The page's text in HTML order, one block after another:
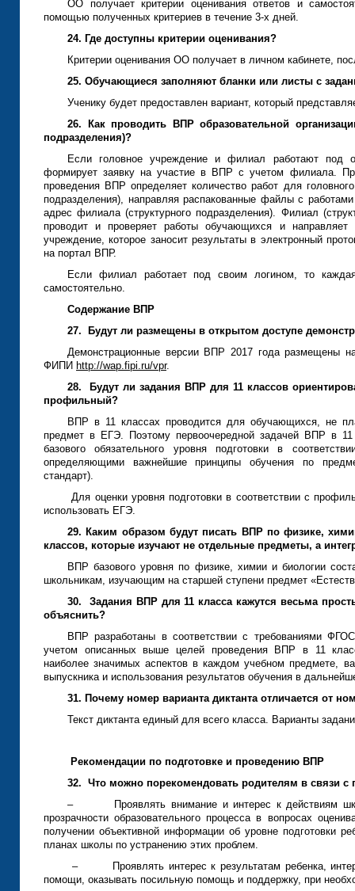
ОО получает критерии оценивания ответов и
помощью полученных критериев в течение 3-х дней.
24. Где доступны критерии оценивания?
Критерии оценивания ОО получает в личном кабинете,
25. Обучающиеся заполняют бланки или листы с
Ученику будет предоставлен вариант, который
26. Как проводить ВПР образовательной
подразделения)?
Если головное учреждение и филиал работают под
формирует заявку на участие в ВПР с учетом филиала.
проведения ВПР определяет количество работ для
подразделения), направляя распакованные файлы с
адрес филиала (структурного подразделения). Филиал
проводит и проверяет работы обучающихся и направляет
учреждение, которое заносит результаты в электронный
на портал ВПР.
Если филиал работает под своим логином, то
самостоятельно.
Содержание ВПР
27.
Будут ли размещены в открытом доступе
Демонстрационные версии ВПР 2017 года размещены
ФИПИ http://wap.fipi.ru/vpr.
28.
Будут ли задания ВПР для 11 классов
профильный?
ВПР в 11 классах проводится для обучающихся, не
предмет в ЕГЭ. Поэтому первоочередной задачей ВПР в 11
базового обязательного уровня подготовки в
определяющими важнейшие принципы обучения по
стандарт).
Для оценки уровня подготовки в соответствии с
использовать ЕГЭ.
29. Каким образом будут писать ВПР по физике,
классов, которые изучают не отдельные предметы, а
ВПР базового уровня по физике, химии и биологии
школьникам, изучающим на старшей ступени предмет
30. Задания ВПР для 11 класса кажутся весьма
объяснить?
ВПР разработаны в соответствии с требованиями
учетом описанных выше целей проведения ВПР в 11
наиболее значимых аспектов в каждом учебном предмете,
выпускника и использования результатов обучения в
31. Почему номер варианта диктанта отличается от
Текст диктанта единый для всего класса. Варианты
Рекомендации по подготовке и проведению ВПР
32. Что можно порекомендовать родителям в связи
– Проявлять внимание и интерес к действиям
прозрачности образовательного процесса в вопросах
получении объективной информации об уровне подготовки
планах школы по устранению этих проблем.
– Проявлять интерес к результатам ребенка,
помощи, оказывать посильную помощь и поддержку, при